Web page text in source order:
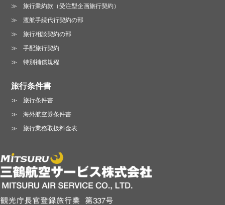
旅行業約款（受注型企画旅行契約）
渡航手続代行契約の部
旅行相談契約の部
手配旅行契約
特別補償規程
旅行条件書
旅行条件書
海外航空券条件書
旅行業務取扱料金表